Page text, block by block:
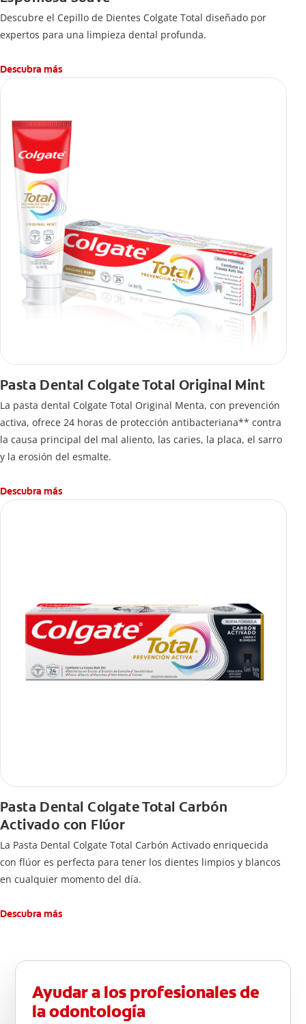
Descubre el Cepillo de Dientes Colgate Total diseñado por
expertos para una limpieza dental profunda.
Descubra más
Pasta Dental Colgate Total Original Mint
La pasta dental Colgate Total Original Menta, con prevención
activa, ofrece 24 horas de protección antibacteriana** contra
la causa principal del mal aliento, las caries, la placa, el sarro
y la erosión del esmalte.
Descubra más
Pasta Dental Colgate Total Carbón
Activado con Flúor
La Pasta Dental Colgate Total Carbón Activado enriquecida
con flúor es perfecta para tener los dientes limpios y blancos
en cualquier momento del día.
Descubra más
Ayudar a los profesionales de
la odontología